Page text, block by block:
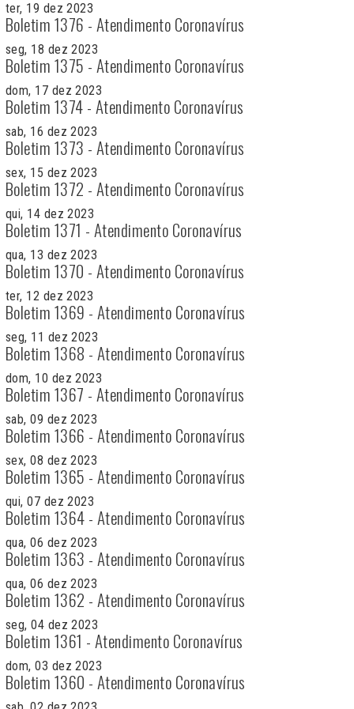
ter, 19 dez 2023
Boletim 1376 - Atendimento Coronavírus
seg, 18 dez 2023
Boletim 1375 - Atendimento Coronavírus
dom, 17 dez 2023
Boletim 1374 - Atendimento Coronavírus
sab, 16 dez 2023
Boletim 1373 - Atendimento Coronavírus
sex, 15 dez 2023
Boletim 1372 - Atendimento Coronavírus
qui, 14 dez 2023
Boletim 1371 - Atendimento Coronavírus
qua, 13 dez 2023
Boletim 1370 - Atendimento Coronavírus
ter, 12 dez 2023
Boletim 1369 - Atendimento Coronavírus
seg, 11 dez 2023
Boletim 1368 - Atendimento Coronavírus
dom, 10 dez 2023
Boletim 1367 - Atendimento Coronavírus
sab, 09 dez 2023
Boletim 1366 - Atendimento Coronavírus
sex, 08 dez 2023
Boletim 1365 - Atendimento Coronavírus
qui, 07 dez 2023
Boletim 1364 - Atendimento Coronavírus
qua, 06 dez 2023
Boletim 1363 - Atendimento Coronavírus
qua, 06 dez 2023
Boletim 1362 - Atendimento Coronavírus
seg, 04 dez 2023
Boletim 1361 - Atendimento Coronavírus
dom, 03 dez 2023
Boletim 1360 - Atendimento Coronavírus